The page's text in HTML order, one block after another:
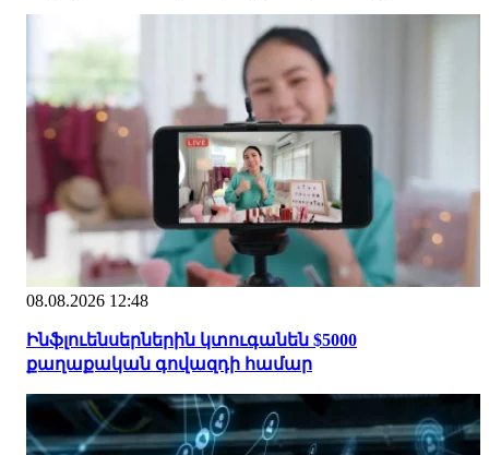
08.08.2026 12:48
Ինֆլուենսերներին կտուգանեն $5000
քաղաքական գովազդի համար